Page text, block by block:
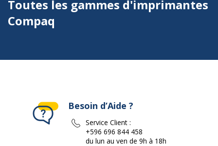
Toutes les gammes d'imprimantes
Compaq
Besoin d’Aide ?
Service Client :
+596 696 844 458
du lun au ven de 9h à 18h